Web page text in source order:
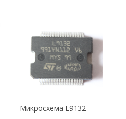
Микросхема L9132